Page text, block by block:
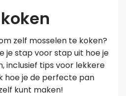
zelf mosselen te koken?
je stap voor stap uit hoe je
inclusief tips voor lekkere
hoe je de perfecte pan
kunt maken!